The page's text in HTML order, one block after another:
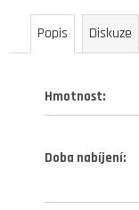
Popis Diskuze
Hmotnost:
Doba nabíjení:
Původně:
990
Kč